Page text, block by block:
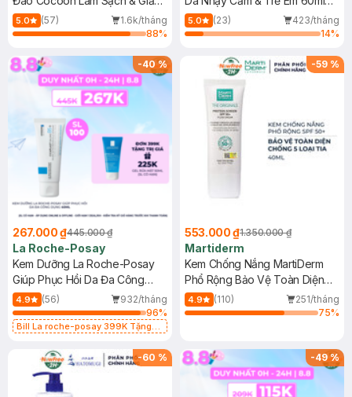
Dầu 500ml
5.0 (57)
1.6k/tháng
88%
(Mới)
5.0 (23)
423/tháng
14%
-40%
267.000 ₫445.000 ₫
La Roche-Posay
Kem Dưỡng La Roche-Posay
Giúp Phục Hồi Da Đa Công
Dụng 40ml
4.9 (56)
932/tháng
96%
Bill La roche-posay 399K Tặng
(SL có hạn)
-59 %
553.000 ₫1.350.000 ₫
Martiderm
Kem Chống Nắng MartiDerm
Phổ Rộng Bảo Vệ Toàn Diện
40ml
4.9 (110)
251/tháng
75%
-60 % -49%